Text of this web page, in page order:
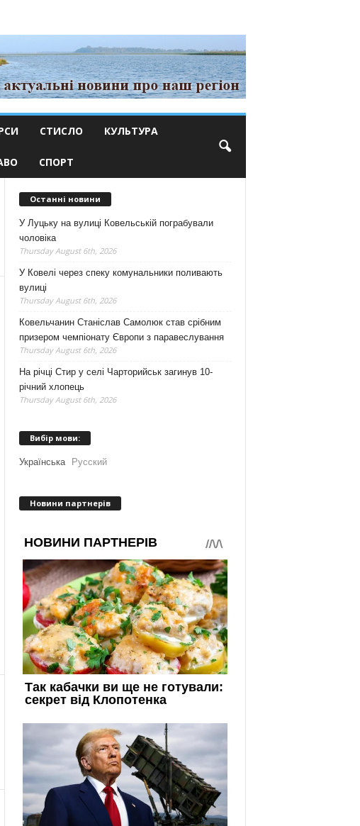
СТИСЛО КУЛЬТУРА
СПОРТ
Останні новини
У Луцьку на вулиці Ковельській пограбували
чоловіка
Thursday August 6th, 2026
У Ковелі через спеку комунальники поливають
вулиці
Thursday August 6th, 2026
Ковельчанин Станіслав Самолюк став срібним
призером чемпіонату Європи з паравеслування
Thursday August 6th, 2026
На річці Стир у селі Чарторийськ загинув 10-
річний хлопець
Thursday August 6th, 2026
Вибір мови:
Українська Русский
Новини партнерів